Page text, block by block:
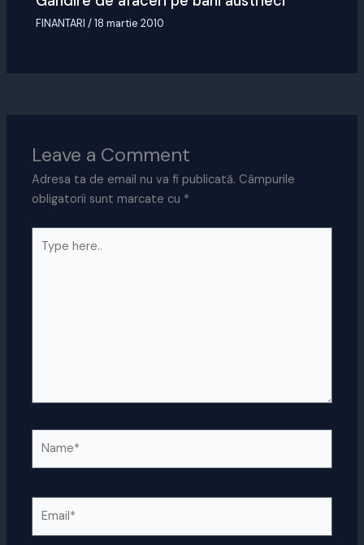
FINANTARI /18 martie 2010
Leave a Comment
Adresa ta de email nu va fi publicată. Câmpurile
obligatorii sunt marcate cu *
here..